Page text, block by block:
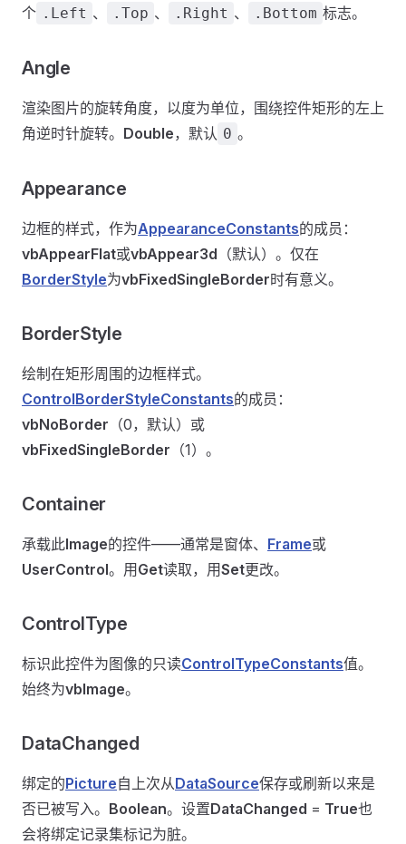
个 .Left 、 .Top 、 .Right 、 .Bottom 标志。
Angle
渲染图片的旋转角度，以度为单位，围绕控件矩形的左上
角逆时针旋转。 Double，默认 0 。
Appearance
边框的样式，作为AppearanceConstants的成员：
vbAppearFlat或vbAppear3d （默认）。仅在
BorderStyle为vbFixedSingleBorder时有意义。
BorderStyle
绘制在矩形周围的边框样式。
ControlBorderStyleConstants的成员：
vbNoBorder （0，默认）或
vbFixedSingleBorder （1）。
Container
承载此Image的控件——通常是窗体、 Frame或
UserControl。用 Get读取，用Set更改。
ControlType
标识此控件为图像的只读ControlTypeConstants值。
始终为vbImage。
DataChanged
绑定的Picture自上次从DataSource保存或刷新以来是
否已被写入。 Boolean。设置DataChanged = True也
会将绑定记录集标记为脏。